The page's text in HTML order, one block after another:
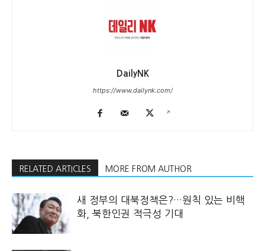
DailyNK
https://www.dailynk.com/
RELATED ARTICLES MORE FROM AUTHOR
새 정부의 대북정책은?…원칙 있는 비핵
화, 북한인권 적극성 기대